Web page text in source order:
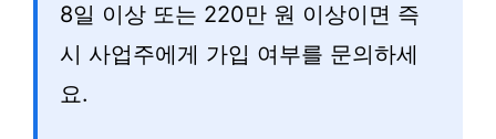
8일 이상 또는 220만 원 이상이면 즉
시 사업주에게 가입 여부를 문의하세
요.